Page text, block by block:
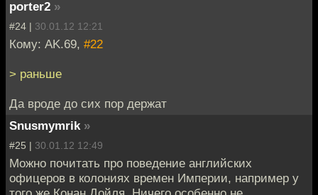
porter2 »
#24 | 30.01.12 12:21
Кому: AK.69, #22
> раньше
Да вроде до сих пор держат
Snusmymrik »
#25 | 30.01.12 12:49
Можно почитать про поведение английских
офицеров в колониях времен Империи, например у